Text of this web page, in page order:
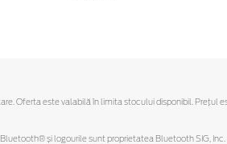
Oferta este valabilă în limita stocului disponibil. Preţul
și logourile sunt proprietatea Bluetooth SIG, Inc.